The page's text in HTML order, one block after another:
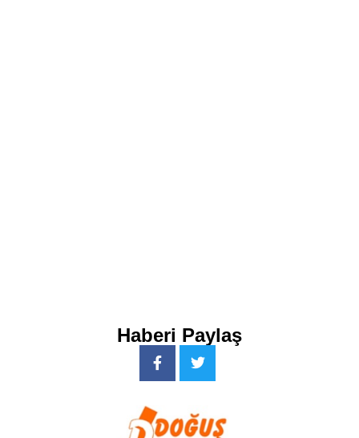
Haberi Paylaş